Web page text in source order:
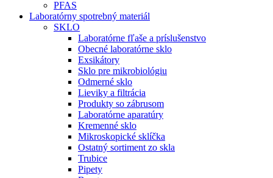
PFAS
Laboratórny spotrebný materiál
SKLO
Laboratórne fľaše a príslušenstvo
Obecné laboratórne sklo
Exsikátory
Sklo pre mikrobiológiu
Odmerné sklo
Lieviky a filtrácia
Produkty so zábrusom
Laboratórne aparatúry
Kremenné sklo
Mikroskopické sklíčka
Ostatný sortiment zo skla
Trubice
Pipety